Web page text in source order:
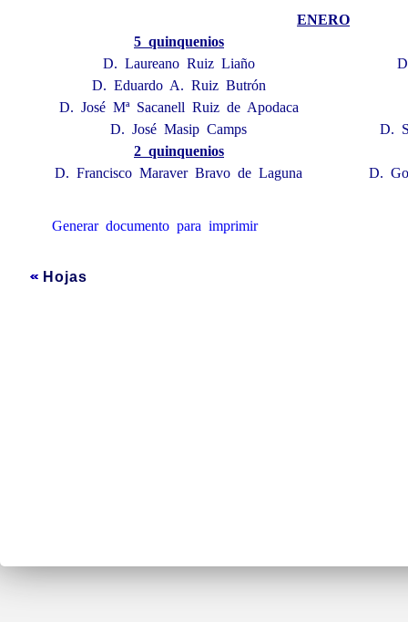
ENERO
5 quinquenios
D. Laureano Ruiz Liaño
D. Eduardo A. Ruiz Butrón
D. José Mª Sacanell Ruiz de Apodaca
D. José Masip Camps
D.
2 quinquenios
D. Francisco Maraver Bravo de Laguna
D.
Generar documento para imprimir
Hojas